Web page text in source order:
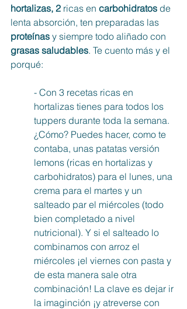
hortalizas, 2 ricas en carbohidratos de
lenta absorción, ten preparadas las
proteínas y siempre todo aliñado con
grasas saludables. Te cuento más y el
porqué:
- Con 3 recetas ricas en
hortalizas tienes para todos los
tuppers durante toda la semana.
¿Cómo? Puedes hacer, como te
contaba, unas patatas versión
lemons (ricas en hortalizas y
carbohidratos) para el lunes, una
crema para el martes y un
salteado par el miércoles (todo
bien completado a nivel
nutricional). Y si el salteado lo
combinamos con arroz el
miércoles ¡el viernes con pasta y
de esta manera sale otra
combinación! La clave es dejar ir
la imaginción ¡y atreverse con